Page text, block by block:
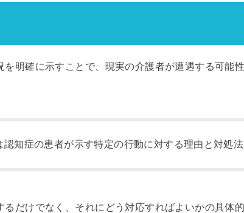
明確に示すことで、現実の介護者が遭遇する可能
認知症の患者が示す特定の行動に対する理由と対処
だけでなく、それにどう対応すればよいかの具体